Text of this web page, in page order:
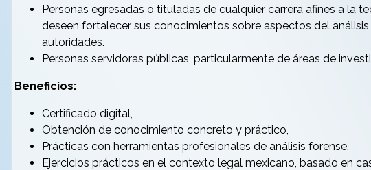
Personas egresadas o tituladas de cualquier carrera afines a la
deseen fortalecer sus conocimientos sobre aspectos del
autoridades.
Personas servidoras públicas, particularmente de áreas de
Beneficios:
Certificado digital,
Obtención de conocimiento concreto y práctico,
Prácticas con herramientas profesionales de análisis forense,
Ejercicios prácticos en el contexto legal mexicano, basado en